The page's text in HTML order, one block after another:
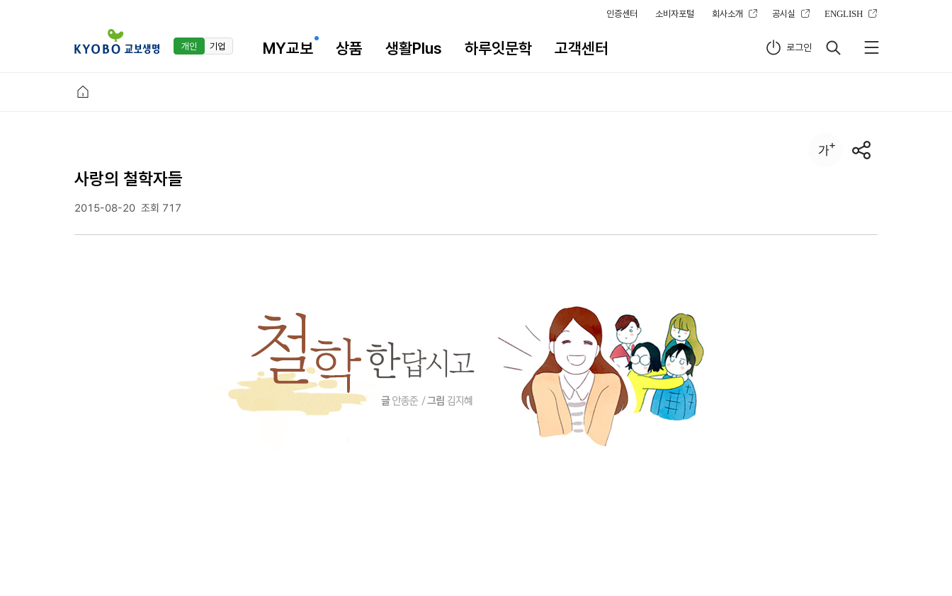
인증센터 소비자포털 회사소개 공시실 ENGLISH
개인 기업 MY교보 상품 생활Plus 하루잇문학 고객센터 로그인
사랑의 철학자들
2015-08-20 조회 717